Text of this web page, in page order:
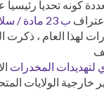
كونه تحديا رئيسيا
ب 23 مادة / سلائف جديدة
لهذا العام ، ذكرت
لتهديدات المخدرات
خارجية الولايات